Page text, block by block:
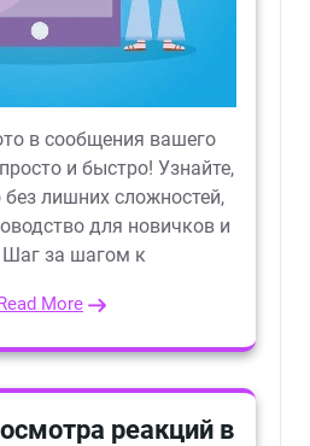
в сообщения вашего
и быстро! Узнайте,
без лишних сложностей,
для новичков и
за шагом к
More
реакций в